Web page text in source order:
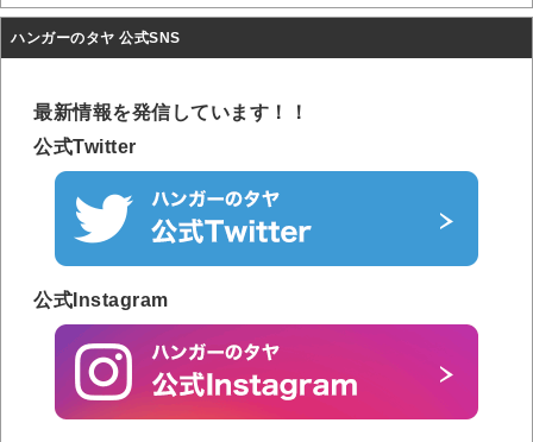
ハンガーのタヤ 公式SNS
最新情報を発信しています！！
公式Twitter
公式Instagram